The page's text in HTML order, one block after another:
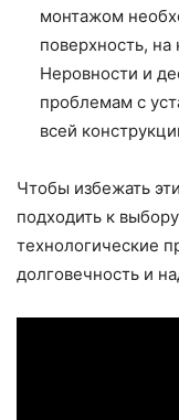
монтажом
поверхность, на
Неровности и
проблемам с
всей
Чтобы избежать
подходить к
технологические
долговечность и